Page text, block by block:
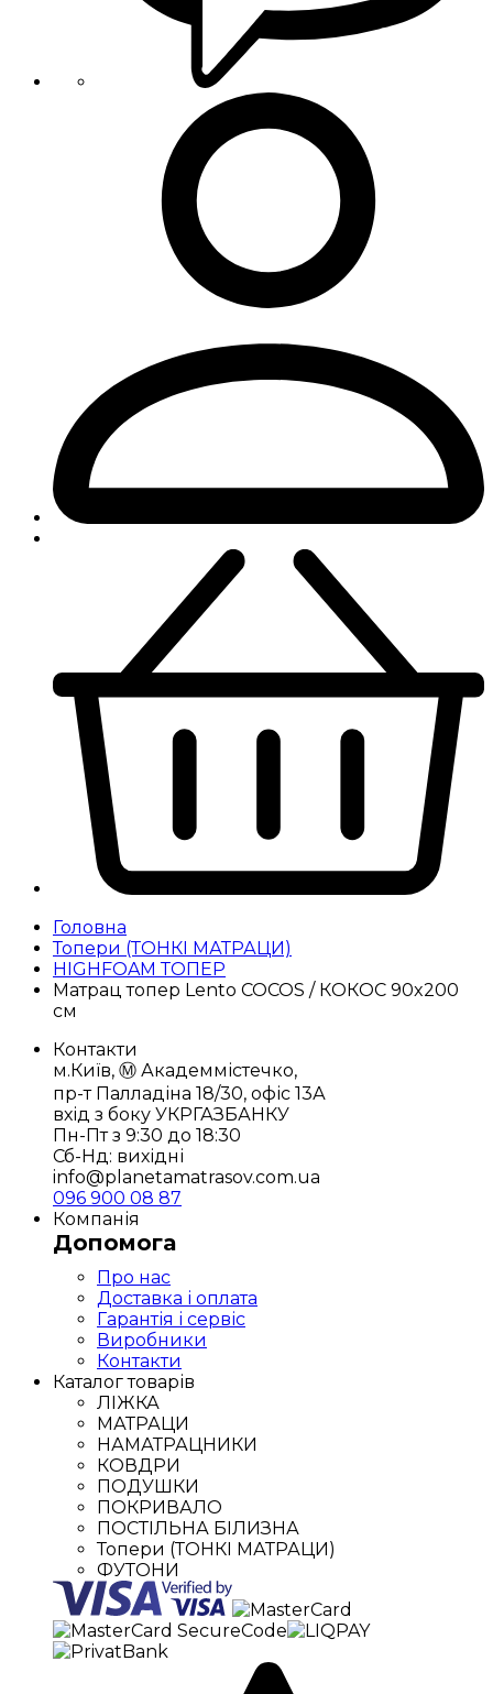
Головна
Топери (ТОНКІ МАТРАЦИ)
HIGHFOAM ТОПЕР
Матрац топер Lento COCOS / КОКОС 90x200
см
Контакти
м.Київ, Ⓜ️ Академмістечко,
пр-т Палладіна 18/30, офіс 13А
вхід з боку УКРГАЗБАНКУ
Пн-Пт з 9:30 до 18:30
Сб-Нд: вихідні
info@planetamatrasov.com.ua
096 900 08 87
Компанія
Допомога
Про нас
Доставка і оплата
Гарантія і сервіс
Виробники
Контакти
Каталог товарів
ЛІЖКА
МАТРАЦИ
НАМАТРАЦНИКИ
КОВДРИ
ПОДУШКИ
ПОКРИВАЛО
ПОСТІЛЬНА БІЛИЗНА
Топери (ТОНКІ МАТРАЦИ)
ФУТОНИ